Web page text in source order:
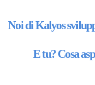
Noi di Kalyos
E tu? Cosa